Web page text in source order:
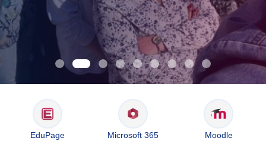
EduPage Microsoft 365 Moodle